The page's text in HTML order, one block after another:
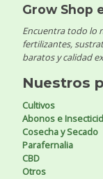
Grow Shop
Encuentra todo lo
fertilizantes,
baratos y calidad
Nuestros
Cultivos
Abonos e
Cosecha y Secado
Parafernalia
CBD
Otros